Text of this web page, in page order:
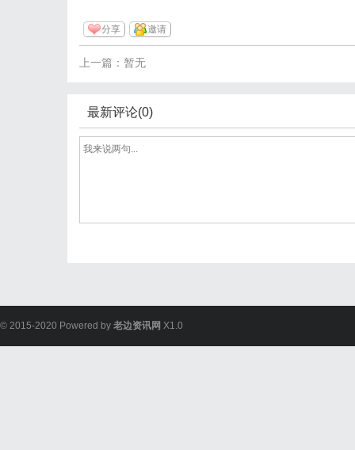
分享 邀请
上一篇：暂无
最新评论(0)
© 2015-2020 Powered by 老边资讯网 X1.0